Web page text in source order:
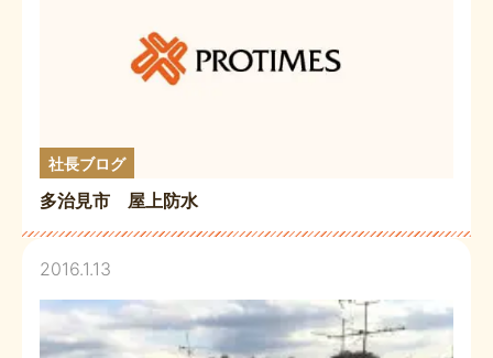
社長ブログ
多治見市 屋上防水
2016.1.13